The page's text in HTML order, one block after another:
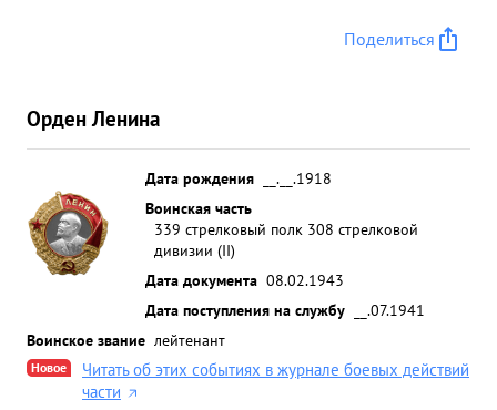
Поделиться
Орден Ленина
Дата рождения
__.__.1918
Воинская часть
339 стрелковый полк 308 стрелковой
дивизии (II)
Дата документа 08.02.1943
Дата поступления на службу
__.07.1941
Воинское звание лейтенант
Новое
Читать об этих событиях в журнале боевых действий
части